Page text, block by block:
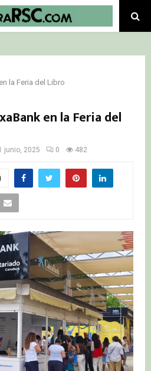
la Feria del Libro
en la Feria del
junio, 2025 0 482